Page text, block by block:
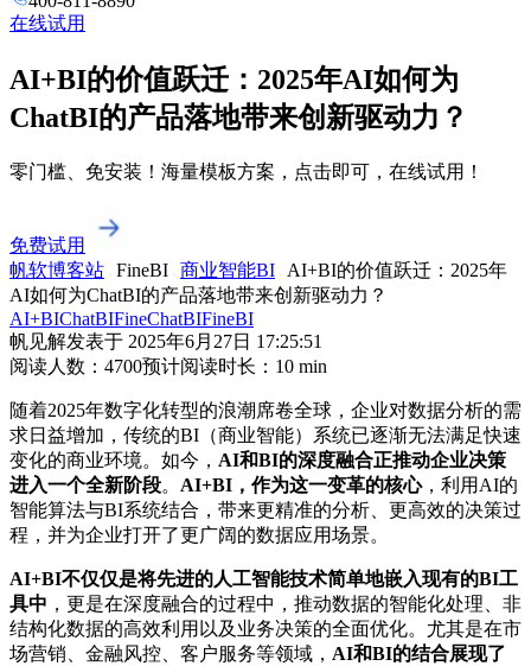
在线试用
AI+BI的价值跃迁：2025年AI如何为
ChatBI的产品落地带来创新驱动力？
零门槛、免安装！海量模板方案，点击即可，在线试用！
免费试用
帆软博客站 FineBI 商业智能BI
AI+BI的价值跃迁：2025年
AI如何为ChatBI的产品落地带来创新驱动力？
AI+BIChatBIFineChatBIFineBI
帆见解发表于 2025年6月27日 17:25:51
阅读人数： 4700预计阅读时长： 10 min
随着2025年数字化转型的浪潮席卷全球，企业对数据分析的需
求日益增加，传统的BI（商业智能）系统已逐渐无法满足快速
变化的商业环境。如今， AI和BI的深度融合正推动企业决策
进入一个全新阶段。 AI+BI，作为这一变革的核心，利用AI的
智能算法与BI系统结合，带来更精准的分析、更高效的决策过
程，并为企业打开了更广阔的数据应用场景。
AI+BI不仅仅是将先进的人工智能技术简单地嵌入现有的BI工
具中 ，更是在深度融合的过程中，推动数据的智能化处理、非
结构化数据的高效利用以及业务决策的全面优化。尤其是在市
场营销、金融风控、客户服务等领域， AI和BI的结合展现了